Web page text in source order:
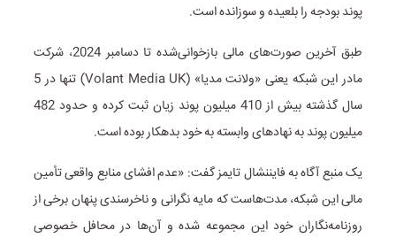
پوند بودجه را بلعیده و سوزانده است.
طبق آخرین صورت‌های مالی بازخوانی‌شده تا دسامبر 2024، شرکت
مادر این شبکه یعنی «ولانت مدیا» (Volant Media UK) تنها در 5
سال گذشته بیش از 410 میلیون پوند زیان ثبت کرده و حدود 482
میلیون پوند به نهادهای وابسته به خود بدهکار بوده است.
یک منبع آگاه به فایننشال تایمز گفت: «عدم افشای منابع واقعی تأمین
مالی این شبکه، مدت‌هاست که مایه نگرانی و ناخرسندی پنهان برخی از
روزنامه‌نگاران خود این مجموعه شده و آن‌ها در محافل خصوصی